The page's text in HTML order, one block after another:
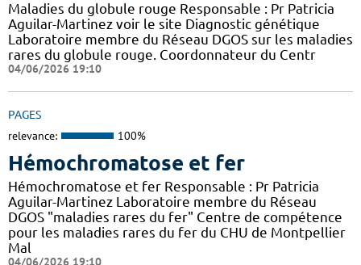
Maladies du globule rouge Responsable : Pr Patricia
Aguilar-Martinez voir le site Diagnostic génétique
Laboratoire membre du Réseau DGOS sur les maladies
rares du globule rouge. Coordonnateur du Centr
04/06/2026 19:10
PAGES
relevance: 100%
Hémochromatose et fer
Hémochromatose et fer Responsable : Pr Patricia
Aguilar-Martinez Laboratoire membre du Réseau
DGOS "maladies rares du fer" Centre de compétence
pour les maladies rares du fer du CHU de Montpellier
Mal
04/06/2026 19:10